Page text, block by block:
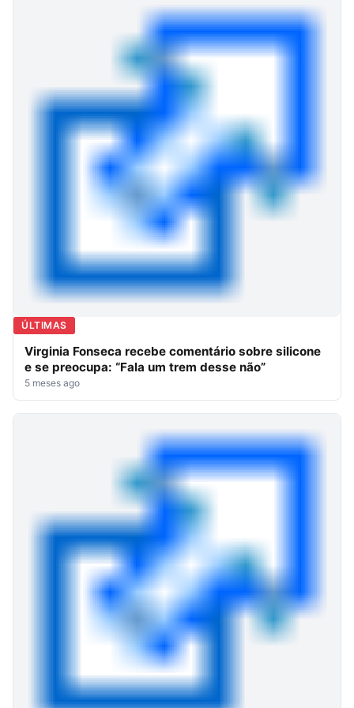
ÚLTIMAS
Virginia Fonseca recebe comentário sobre silicone
e se preocupa: “Fala um trem desse não”
5 meses ago